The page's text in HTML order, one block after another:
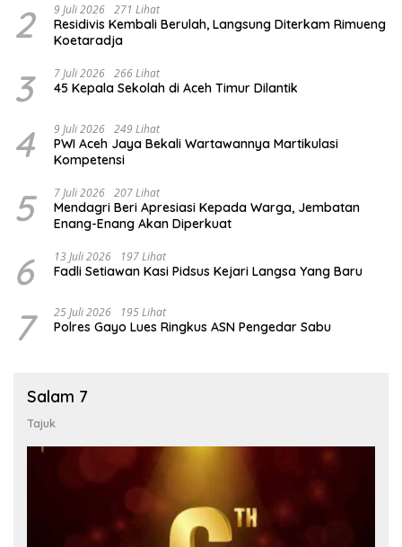
2 9 Juli 2026 271 Lihat
Residivis Kembali Berulah, Langsung Diterkam Rimueng
Koetaradja
3 7 Juli 2026 266 Lihat
45 Kepala Sekolah di Aceh Timur Dilantik
4 9 Juli 2026 249 Lihat
PWI Aceh Jaya Bekali Wartawannya Martikulasi
Kompetensi
5 7 Juli 2026 207 Lihat
Mendagri Beri Apresiasi Kepada Warga, Jembatan
Enang-Enang Akan Diperkuat
6 13 Juli 2026 197 Lihat
Fadli Setiawan Kasi Pidsus Kejari Langsa Yang Baru
7 25 Juli 2026 195 Lihat
Polres Gayo Lues Ringkus ASN Pengedar Sabu
Salam 7
Tajuk